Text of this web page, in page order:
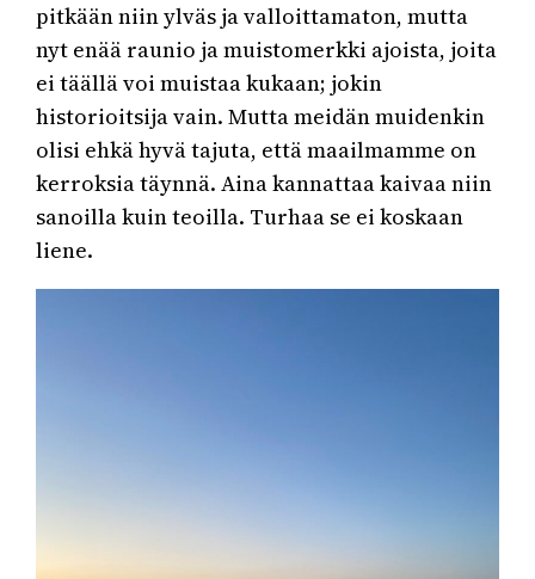
pitkään niin ylväs ja valloittamaton, mutta
nyt enää raunio ja muistomerkki ajoista, joita
ei täällä voi muistaa kukaan; jokin
historioitsija vain. Mutta meidän muidenkin
olisi ehkä hyvä tajuta, että maailmamme on
kerroksia täynnä. Aina kannattaa kaivaa niin
sanoilla kuin teoilla. Turhaa se ei koskaan
liene.